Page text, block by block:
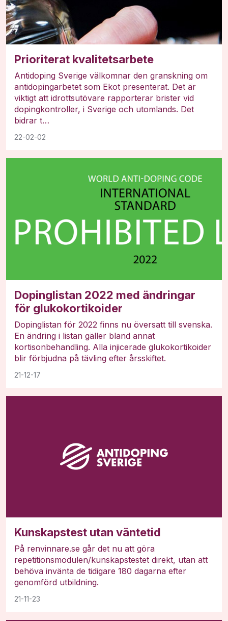
Prioriterat kvalitetsarbete
22-02-02
Antidoping Sverige välkomnar den granskning om
antidopingarbetet som Ekot presenterat. Det är
viktigt att idrottsutövare rapporterar brister vid
dopingkontroller, i Sverige och utomlands. Det
bidrar t…
Dopinglistan 2022 med ändringar
för glukokortikoider
21-12-17
Dopinglistan för 2022 finns nu översatt till svenska.
En ändring i listan gäller bland annat
kortisonbehandling. Alla injicerade glukokortikoider
blir förbjudna på tävling efter årsskiftet.
Kunskapstest utan väntetid
21-11-23
På renvinnare.se går det nu att göra
repetitionsmodulen/kunskapstestet direkt, utan att
behöva invänta de tidigare 180 dagarna efter
genomförd utbildning.